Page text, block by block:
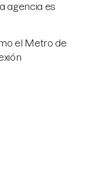
agencia es
el Metro de